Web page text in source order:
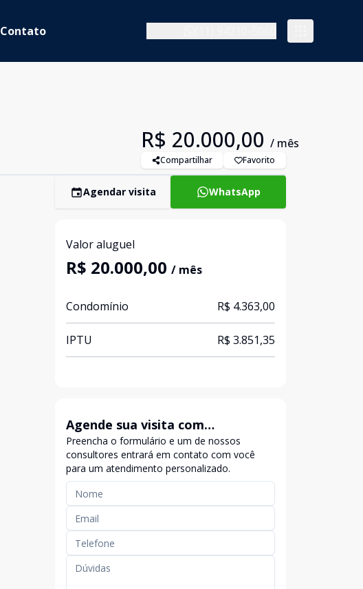
Contato
R$ 20.000,00 / mês
Compartilhar Favorito
Agendar visita WhatsApp
Valor aluguel
R$ 20.000,00 / mês
Condomínio R$ 4.363,00
IPTU R$ 3.851,35
Agende sua visita com
exclusividade
Preencha o formulário e um de nossos
consultores entrará em contato com você
para um atendimento personalizado.